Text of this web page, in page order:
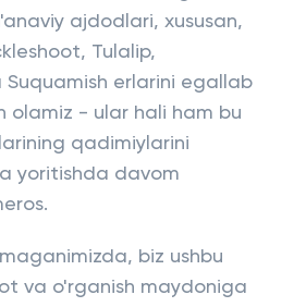
ajdodlari, xususan,
Tulalip,
Suquamish erlarini egallab
olamiz - ular hali ham bu
qadimiylarini
yoritishda davom
biz ushbu
va o'rganish maydoniga